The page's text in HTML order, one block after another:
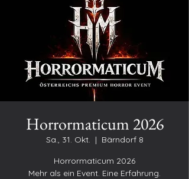
Horrormaticum 2026
Sa., 31. Okt.
  |
Bärndorf 8
Horrormaticum 2026
Mehr als ein Event. Eine Erfahrung.